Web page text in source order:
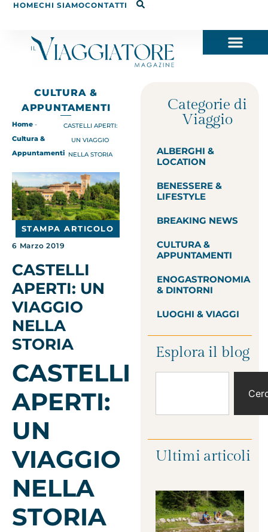
HOMECHI SIAMOCONTATTI
CULTURA &
APPUNTAMENTI
Home -
Cultura &
Appuntamenti
CASTELLI APERTI:
UN VIAGGIO
NELLA STORIA
STAMPA ARTICOLO
6 Marzo 2019
CASTELLI
APERTI: UN
VIAGGIO
NELLA
STORIA
CASTELLI
APERTI:
UN
VIAGGIO
NELLA
STORIA
Categorie di
Viaggio
ALBERGHI &
LOCATION
BENESSERE &
LIFESTYLE
BREAKING NEWS
CULTURA &
APPUNTAMENTI
ENOGASTRONOMIA
& DINTORNI
LUOGHI & VIAGGI
Esplora il blog
Ultimi articoli